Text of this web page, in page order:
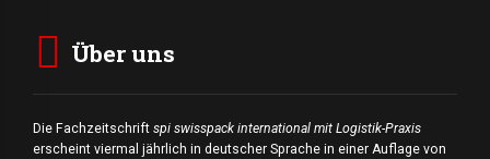
Über uns
Die Fachzeitschrift spi swisspack international mit Logistik-Praxis
erscheint viermal jährlich in deutscher Sprache in einer Auflage von